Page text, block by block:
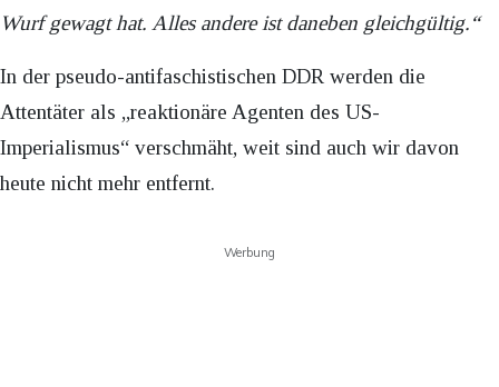
Wurf gewagt hat. Alles andere ist daneben gleichgültig.“
In der pseudo-antifaschistischen DDR werden die
Attentäter als „reaktionäre Agenten des US-
Imperialismus“ verschmäht, weit sind auch wir davon
heute nicht mehr entfernt.
Werbung